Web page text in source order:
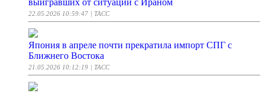
выигравших от ситуации с Ираном
22.05.2026 10:59:47 | ТАСС
Япония в апреле почти прекратила импорт СПГ с
Ближнего Востока
21.05.2026 10:12:19 | ТАСС